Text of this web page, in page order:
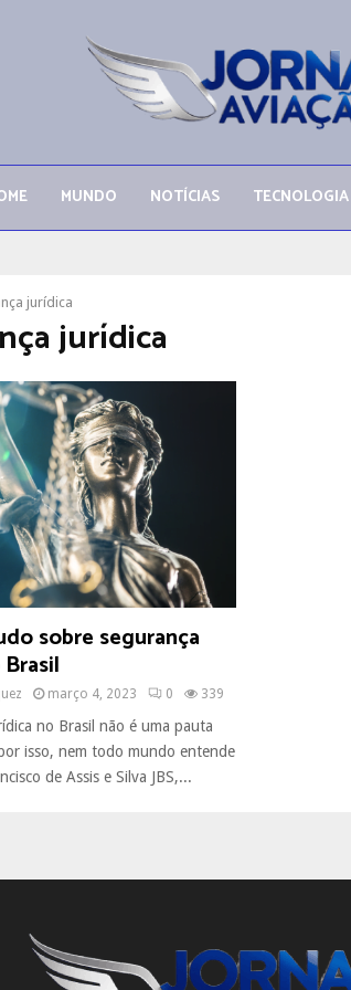
MUNDO NOTÍCIAS TECNOLOGIA
jurídica
jurídica
sobre segurança
março 4, 2023 0 339
no Brasil não é uma pauta
isso, nem todo mundo entende
de Assis e Silva JBS,...